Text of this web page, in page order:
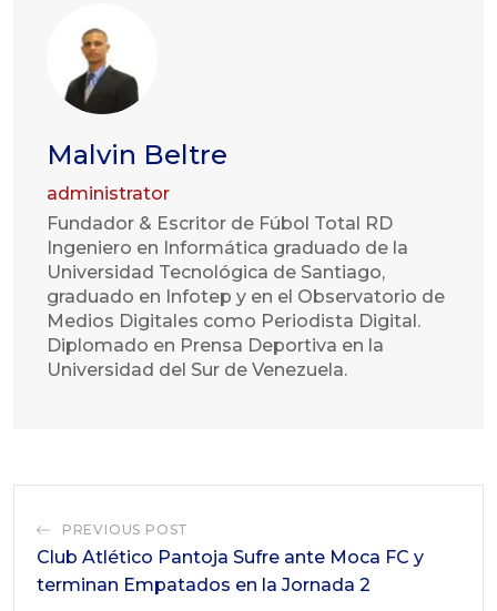
Malvin Beltre
administrator
Fundador & Escritor de Fúbol Total RD
Ingeniero en Informática graduado de la
Universidad Tecnológica de Santiago,
graduado en Infotep y en el Observatorio de
Medios Digitales como Periodista Digital.
Diplomado en Prensa Deportiva en la
Universidad del Sur de Venezuela.
PREVIOUS POST
Club Atlético Pantoja Sufre ante Moca FC y
terminan Empatados en la Jornada 2